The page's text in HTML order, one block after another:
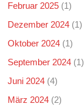
Februar 2025 (1)
Dezember 2024 (1)
Oktober 2024 (1)
September 2024 (1)
Juni 2024 (4)
März 2024 (2)